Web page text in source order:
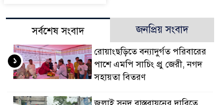
সর্বশেষ সংবাদ জনপ্রিয় সংবাদ
রোয়াংছড়িতে বন্যাদুর্গত পরিবারের
পাশে এমপি সাচিং প্রু জেরী, নগদ
সহায়তা বিতরণ
১